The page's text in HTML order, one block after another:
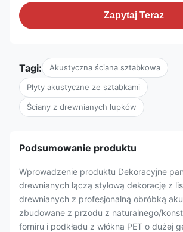
Zapytaj Teraz
Tagi: Akustyczna ściana sztabkowa
Płyty akustyczne ze sztabkami
Ściany z drewnianych łupków
Podsumowanie produktu
Wprowadzenie produktu Dekoracyjne
drewnianych łączą stylową dekorację z
drewnianych z profesjonalną obróbką
zbudowane z przodu z naturalnego/
forniru i podkładu z włókna PET o dużej